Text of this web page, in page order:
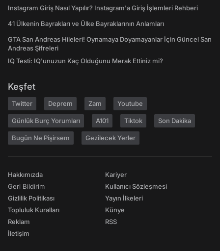
Instagram Giriş Nasıl Yapılır? Instagram'a Giriş İşlemleri Rehberi
41 Ülkenin Bayrakları ve Ülke Bayraklarının Anlamları
GTA San Andreas Hileleri! Oynamaya Doyamayanlar İçin Güncel San
Andreas Şifreleri
IQ Testi: IQ'unuzun Kaç Olduğunu Merak Ettiniz mi?
Keşfet
Twitter Deprem Zam Youtube
Günlük Burç Yorumları A101 Tiktok Son Dakika
Bugün Ne Pişirsem Gezilecek Yerler
Hakkımızda
Geri Bildirim
Gizlilik Politikası
Topluluk Kuralları
Reklam
İletişim
Kariyer
Kullanıcı Sözleşmesi
Yayın İlkeleri
Künye
RSS